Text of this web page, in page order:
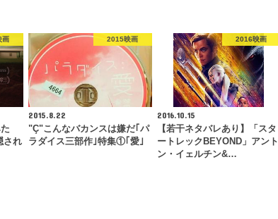
画
され
2015映画
2015.8.22
"Ç"こんなバカンスは嫌だ｢パ
ラダイス三部作｣特集①｢愛｣
2016映画
2016.10.15
【若干ネタバレあり】「スタ
ートレックBEYOND」アント
ン・イェルチン&…